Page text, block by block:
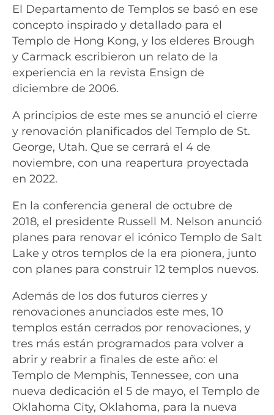
El Departamento de Templos se basó en ese
concepto inspirado y detallado para el
Templo de Hong Kong, y los elderes Brough
y Carmack escribieron un relato de la
experiencia en la revista Ensign de
diciembre de 2006.
A principios de este mes se anunció el cierre
y renovación planificados del Templo de St.
George, Utah. Que se cerrará el 4 de
noviembre, con una reapertura proyectada
en 2022.
En la conferencia general de octubre de
2018, el presidente Russell M. Nelson anunció
planes para renovar el icónico Templo de Salt
Lake y otros templos de la era pionera, junto
con planes para construir 12 templos nuevos.
Además de los dos futuros cierres y
renovaciones anunciados este mes, 10
templos están cerrados por renovaciones, y
tres más están programados para volver a
abrir y reabrir a finales de este año: el
Templo de Memphis, Tennessee, con una
nueva dedicación el 5 de mayo, el Templo de
Oklahoma City, Oklahoma, para la nueva